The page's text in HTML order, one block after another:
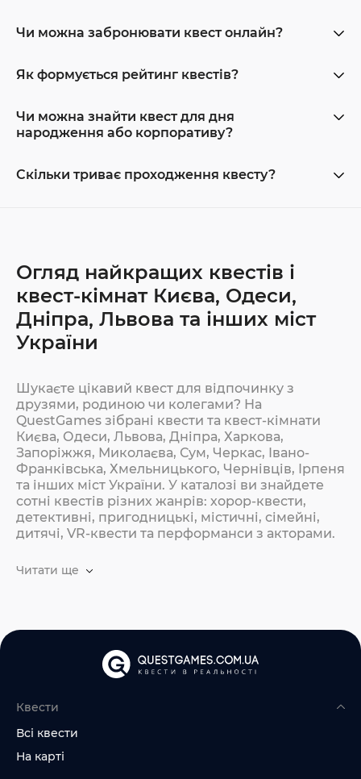
Чи можна забронювати квест онлайн?
Як формується рейтинг квестів?
Чи можна знайти квест для дня
народження або корпоративу?
Скільки триває проходження квесту?
Огляд найкращих квестів і
квест-кімнат Києва, Одеси,
Дніпра, Львова та інших міст
України
Шукаєте цікавий квест для відпочинку з
друзями, родиною чи колегами? На
QuestGames зібрані квести та квест-кімнати
Києва, Одеси, Львова, Дніпра, Харкова,
Запоріжжя, Миколаєва, Сум, Черкас, Івано-
Франківська, Хмельницького, Чернівців, Ірпеня
та інших міст України. У каталозі ви знайдете
сотні квестів різних жанрів: хорор-квести,
детективні, пригодницькі, містичні, сімейні,
дитячі, VR-квести та перформанси з акторами.
Читати ще
Квести
Всі квести
На карті